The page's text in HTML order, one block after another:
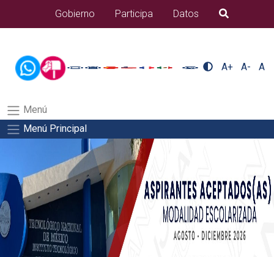
aspirantes/plantilla_tecnmSalida del comando:
Gobierno Participa Datos B�squeda
A+ A- A
Menú
Menú Principal